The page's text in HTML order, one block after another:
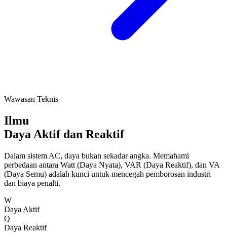
Wawasan Teknis
Ilmu
Daya Aktif dan Reaktif
Dalam sistem AC, daya bukan sekadar angka. Memahami
perbedaan antara Watt (Daya Nyata), VAR (Daya Reaktif), dan VA
(Daya Semu) adalah kunci untuk mencegah pemborosan industri
dan biaya penalti.
W
Daya Aktif
Q
Daya Reaktif